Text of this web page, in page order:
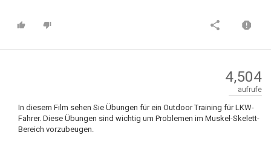
4,504
aufrufe
In diesem Film sehen Sie Übungen für ein Outdoor Training für LKW-
Fahrer. Diese Übungen sind wichtig um Problemen im Muskel-Skelett-
Bereich vorzubeugen.